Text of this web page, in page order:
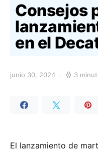
Consejos
en el
junio 30, 2024 3
El lanzamiento de